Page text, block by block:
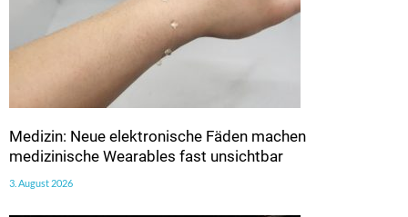
Medizin: Neue elektronische Fäden machen
medizinische Wearables fast unsichtbar
3. August 2026